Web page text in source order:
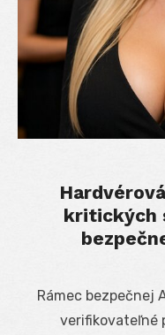
kritických
Rámec bezpečnej
verifikovateľné